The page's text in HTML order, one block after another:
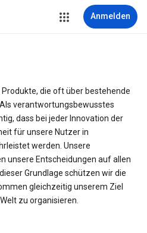
Anmelden
die oft über bestehende
verantwortungsbewusstes
dass bei jeder Innovation der
für unsere Nutzer in
werden. Unsere
unsere Entscheidungen auf allen
Grundlage schützen wir die
gleichzeitig unserem Ziel
zu organisieren.